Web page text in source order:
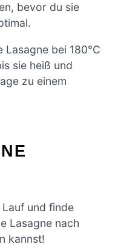
bevor du sie
Lasagne bei 180°C
sie heiß und
zu einem
und finde
Lasagne nach
kannst!